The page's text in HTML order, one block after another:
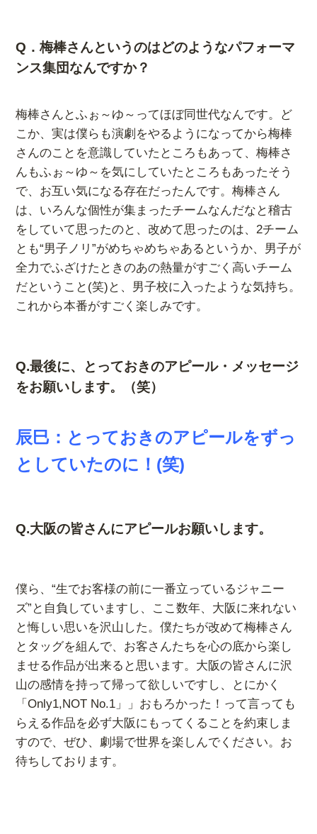
Q．梅棒さんというのはどのようなパフォーマ
ンス集団なんですか？
梅棒さんとふぉ～ゆ～ってほぼ同世代なんです。ど
こか、実は僕らも演劇をやるようになってから梅棒
さんのことを意識していたところもあって、梅棒さ
んもふぉ～ゆ～を気にしていたところもあったそう
で、お互い気になる存在だったんです。梅棒さん
は、いろんな個性が集まったチームなんだなと稽古
をしていて思ったのと、改めて思ったのは、2チーム
とも“男子ノリ”がめちゃめちゃあるというか、男子が
全力でふざけたときのあの熱量がすごく高いチーム
だということ(笑)と、男子校に入ったような気持ち。
これから本番がすごく楽しみです。
Q.最後に、とっておきのアピール・メッセージ
をお願いします。（笑）
辰巳：とっておきのアピールをずっ
としていたのに！(笑)
Q.大阪の皆さんにアピールお願いします。
僕ら、“生でお客様の前に一番立っているジャニー
ズ”と自負していますし、ここ数年、大阪に来れない
と悔しい思いを沢山した。僕たちが改めて梅棒さん
とタッグを組んで、お客さんたちを心の底から楽し
ませる作品が出来ると思います。大阪の皆さんに沢
山の感情を持って帰って欲しいですし、とにかく
「Only1,NOT No.1」」おもろかった！って言っても
らえる作品を必ず大阪にもってくることを約束しま
すので、ぜひ、劇場で世界を楽しんでください。お
待ちしております。